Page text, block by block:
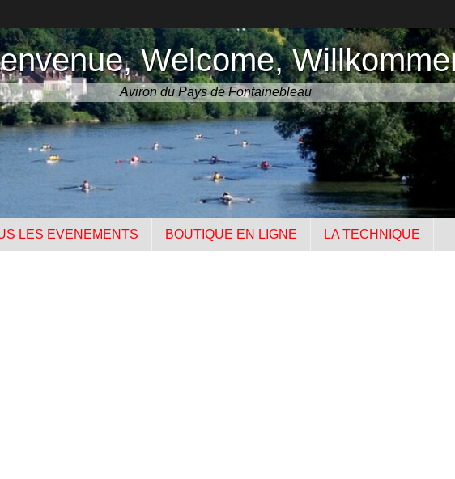
Welcome,
Aviron du Pays de Fontainebleau
LES EVENEMENTS BOUTIQUE EN LIGNE LA TECHNIQUE